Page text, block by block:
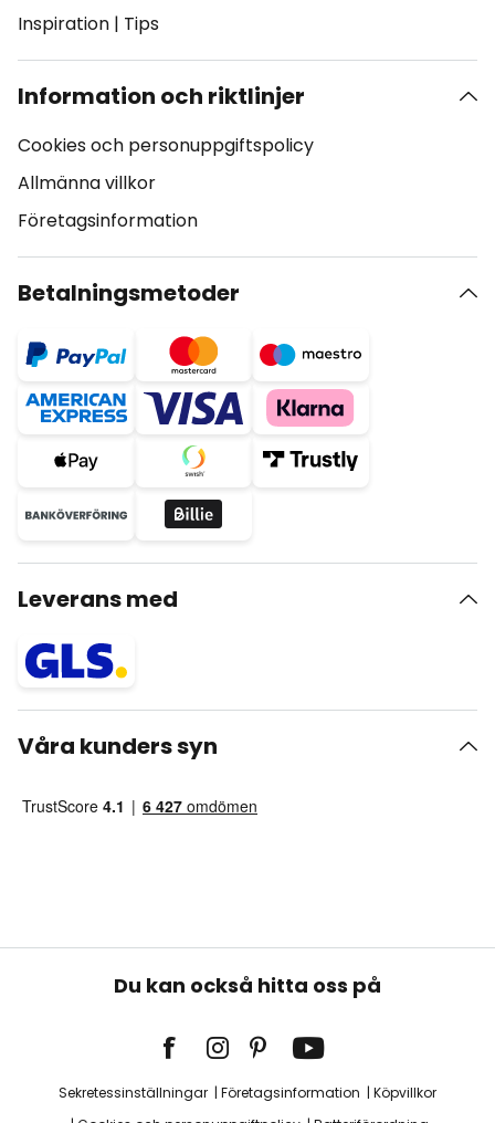
Inspiration | Tips
Information och riktlinjer
Cookies och personuppgiftspolicy
Allmänna villkor
Företagsinformation
Betalningsmetoder
Leverans med
Våra kunders syn
Du kan också hitta oss på
Sekretessinställningar Företagsinformation
Köpvillkor